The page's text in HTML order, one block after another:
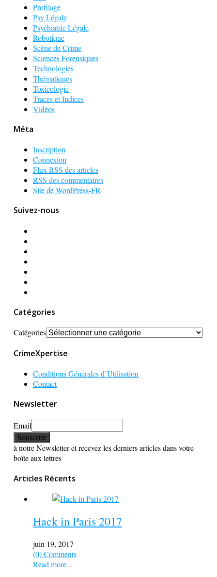
Profilage
Psy Légale
Psychiatrie Légale
Robotique
Scène de Crime
Sciences Forensiques
Technologies
Thématiques
Toxicologie
Traces et Indices
Vidéos
Méta
Inscription
Connexion
Flux RSS des articles
RSS des commentaires
Site de WordPress-FR
Suivez-nous
Catégories
Catégories
CrimeXpertise
Conditions Générales d’Utilisation
Contact
Newsletter
Email
à notre Newsletter et recevez les derniers articles dans votre
boîte aux lettres
Articles Récents
Hack in Paris 2017
juin 19, 2017
(0) Comments
Read more...